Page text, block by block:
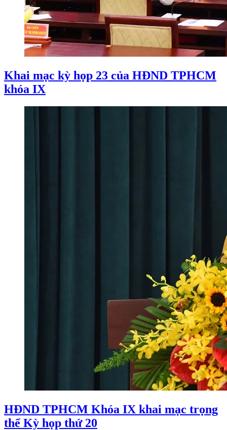
Khai mạc kỳ họp 23 của HĐND TPHCM
khóa IX
HĐND TPHCM Khóa IX khai mạc trọng
thể Kỳ họp thứ 20